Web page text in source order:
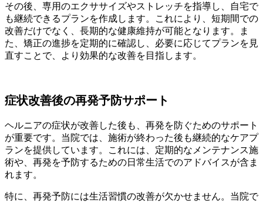
その後、専用のエクササイズやストレッチを指導し、自宅で
も継続できるプランを作成します。これにより、短期間での
改善だけでなく、長期的な健康維持が可能となります。ま
た、矯正の進捗を定期的に確認し、必要に応じてプランを見
直すことで、より効果的な改善を目指します。
症状改善後の再発予防サポート
ヘルニアの症状が改善した後も、再発を防ぐためのサポート
が重要です。当院では、施術が終わった後も継続的なケアプ
ランを提供しています。これには、定期的なメンテナンス施
術や、再発を予防するための日常生活でのアドバイスが含ま
れます。
特に、再発予防には生活習慣の改善が欠かせません。当院で